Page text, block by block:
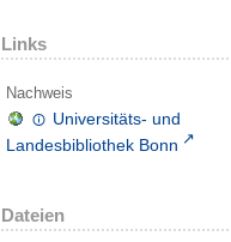
Links
Nachweis
Universitäts- und
Landesbibliothek Bonn
Dateien